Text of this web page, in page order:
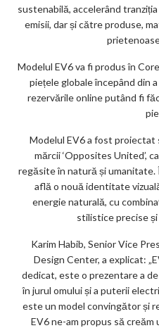
sustenabilă, accelerând
emisii, dar și către produse,
Modelul EV6 va fi produs în
piețele globale începând din
rezervările online putând fi
Modelul EV6 a fost proiectat
mărcii ‘Opposites United’,
regăsite în natură și
află o nouă identitate
energie naturală, cu
stilistice precise
Karim Habib, Senior Vice
Design Center, a explicat:
dedicat, este o prezentare a
în jurul omului și a puterii
este un model convingător și
EV6 ne-am propus să